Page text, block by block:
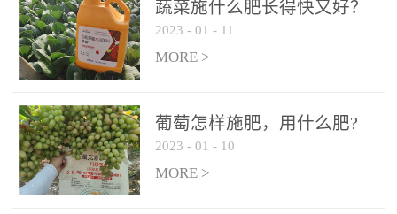
合大量元素水溶肥一起使
用，促使果实膨大，果肉
饱满，品质好，果、枝健
后期∶冲施、滴灌2.5-5kg/
亩/次配合大量元素水溶肥
一起使用，果实转色均
匀，口感好，糖度提高，
合大量元素水溶肥一起使
后期∶冲施、滴灌2.5-5kg/
亩/次配合大量元素水溶肥
蔬菜施什么肥长得快又好？
2023 - 01 - 11
MORE >
葡萄怎样施肥，用什么肥?
2023 - 01 - 10
MORE >